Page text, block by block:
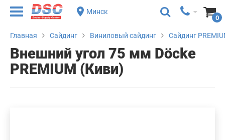
Минск
0
Главная Сайдинг Виниловый сайдинг Сайдинг
Внешний угол 75 мм Döcke
PREMIUM (Киви)